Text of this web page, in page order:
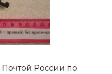
Почтой России по